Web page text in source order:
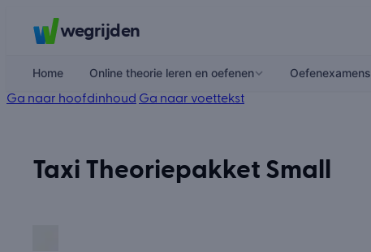
wegrijden
Home Online theorie leren en oefenen Oefenexamens
Ga naar hoofdinhoud Ga naar voettekst
Taxi Theoriepakket Small